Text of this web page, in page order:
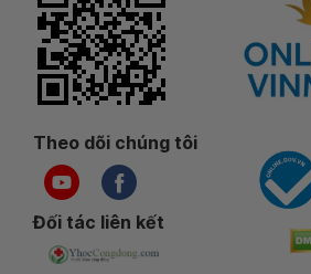
Theo dõi chúng tôi
Đối tác liên kết